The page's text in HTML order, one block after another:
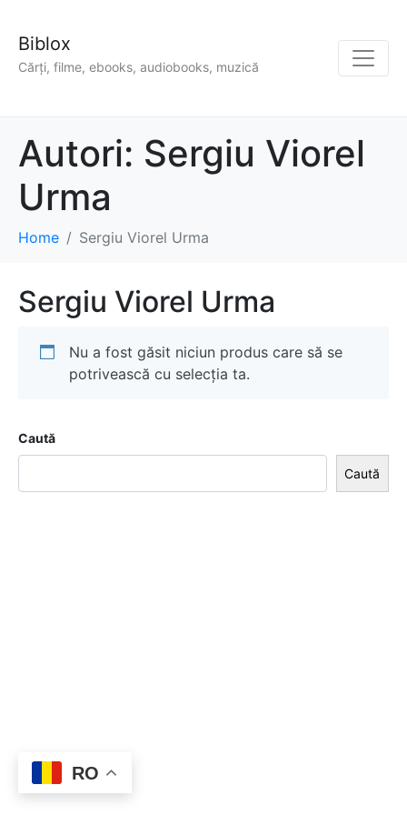
Biblox
Cărți, filme, ebooks, audiobooks, muzică
Autori: Sergiu Viorel
Urma
Home Sergiu Viorel Urma
Sergiu Viorel Urma
Nu a fost găsit niciun produs care să se
potrivească cu selecția ta.
Caută
Caută
RO